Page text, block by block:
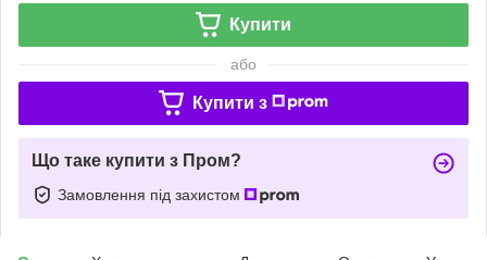
Купити
або
Купити з
Що таке купити з Пром?
Замовлення під захистом